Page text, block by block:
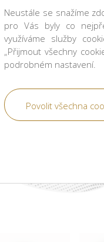
Neustále se snažíme
pro Vás byly co
využíváme služby
„Přijmout všechny
podrobném nastavení.